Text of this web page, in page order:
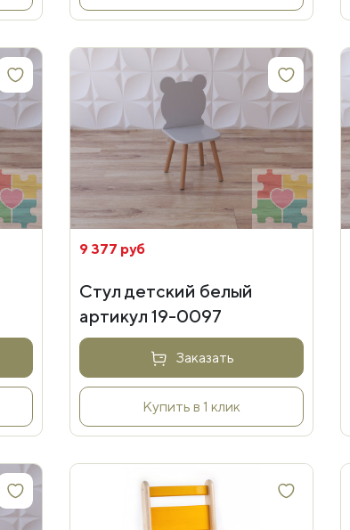
9 377 руб
Стул детский белый
артикул 19-0097
Заказать
Купить в 1 клик